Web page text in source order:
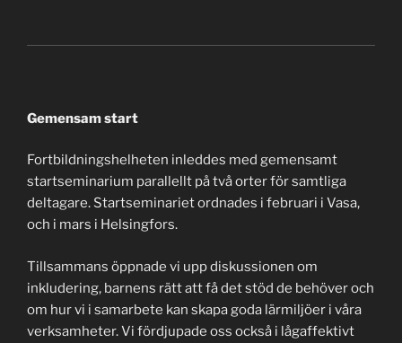
Gemensam start
Fortbildningshelheten inleddes med gemensamt
startseminarium parallellt på två orter för samtliga
deltagare. Startseminariet ordnades i februari i Vasa,
och i mars i Helsingfors.
Tillsammans öppnade vi upp diskussionen om
inkludering, barnens rätt att få det stöd de behöver och
om hur vi i samarbete kan skapa goda lärmiljöer i våra
verksamheter. Vi fördjupade oss också i lågaffektivt